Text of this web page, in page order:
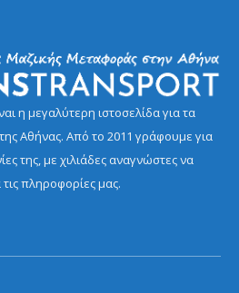
η μεγαλύτερη ιστοσελίδα για τα
Αθήνας. Από το 2011 γράφουμε για
της, με χιλιάδες αναγνώστες να
πληροφορίες μας.